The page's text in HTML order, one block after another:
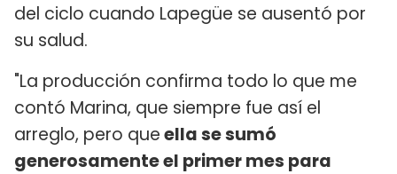
del ciclo cuando Lapegüe se ausentó por
su salud.
"La producción confirma todo lo que me
contó Marina, que siempre fue así el
arreglo, pero queella se sumó
generosamente el primer mes para